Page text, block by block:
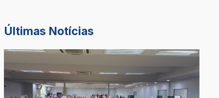
Últimas Notícias